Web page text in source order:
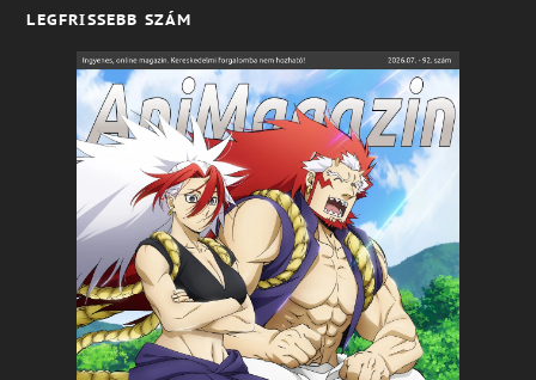
LEGFRISSEBB SZÁM